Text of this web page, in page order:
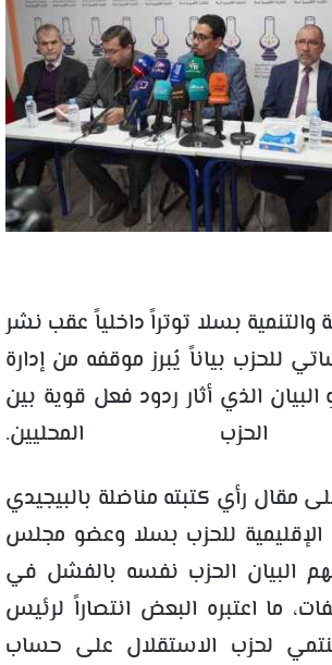
بسلا توتراً داخلياً عقب نشر
للحزب بياناً يُبرز موقفه من إدارة
الذي أثار ردود فعل قوية بين
المحليين.
مقال رأي كتبته مناضلة بالبيجيدي
الإقليمية للحزب بسلا وعضو مجلس
البيان الحزب نفسه بالفشل في
ما اعتبره البعض انتصاراً لرئيس
لحزب الاستقلال على حساب